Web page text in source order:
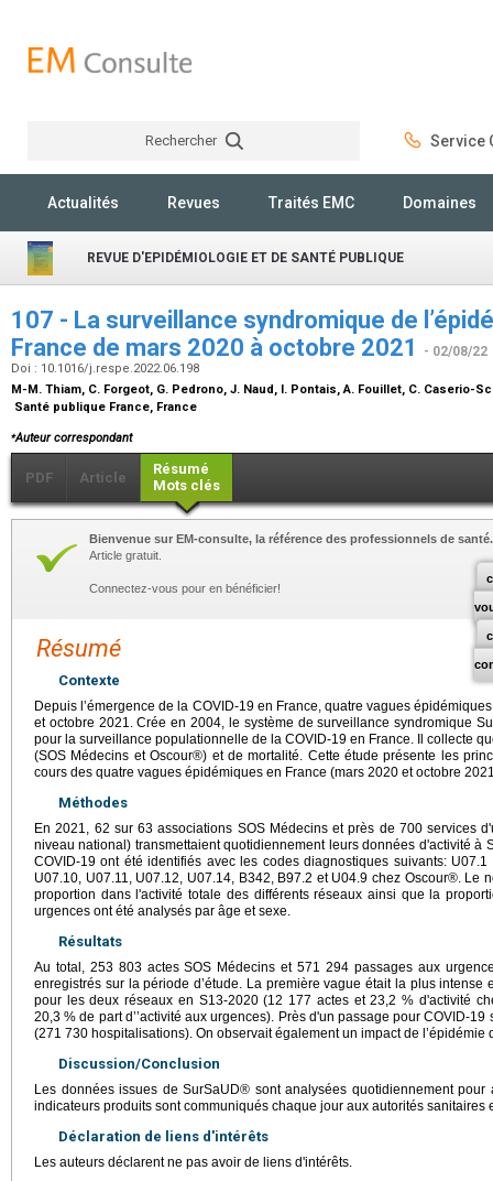
Rechercher Service
Actualités Revues Traités EMC Domaines
REVUE D'EPIDÉMIOLOGIE ET DE SANTÉ PUBLIQUE
107 - La surveillance syndromique de
France de mars 2020 à octobre 2021
- 02/08/22
Doi : 10.1016/j.respe.2022.06.198
M-M. Thiam, C. Forgeot, G. Pedrono, J. Naud, I. Pontais, A. Fouillet, C. Caserio-
Santé publique France, France
⁎Auteur correspondant
PDF Article
Résumé
Mots clés
Bienvenue sur EM-consulte, la référence des professionnels de santé.
Article gratuit.
Connectez-vous pour en bénéficier!
Résumé
Contexte
Depuis l’émergence de la COVID-19 en France, quatre vagues
et octobre 2021. Crée en 2004, le système de surveillance syndromique
pour la surveillance populationnelle de la COVID-19 en France. Il collecte
(SOS Médecins et Oscour®) et de mortalité. Cette étude présente les
cours des quatre vagues épidémiques en France (mars 2020 et octobre
Méthodes
En 2021, 62 sur 63 associations SOS Médecins et près de 700 services
niveau national) transmettaient quotidiennement leurs données d'activité à
COVID-19 ont été identifiés avec les codes diagnostiques suivants:
U07.10, U07.11, U07.12, U07.14, B342, B97.2 et U04.9 chez Oscour®. Le
proportion dans l'activité totale des différents réseaux ainsi que la
urgences ont été analysés par âge et sexe.
Résultats
Au total, 253 803 actes SOS Médecins et 571 294 passages aux
enregistrés sur la période d’étude. La première vague était la plus
pour les deux réseaux en S13-2020 (12 177 actes et 23,2 % d'activité
20,3 % de part d’’activité aux urgences). Près d'un passage pour COVID-
(271 730 hospitalisations). On observait également un impact de l’épidémie
Discussion/Conclusion
Les données issues de SurSaUD® sont analysées quotidiennement pour
indicateurs produits sont communiqués chaque jour aux autorités sanitaires
Déclaration de liens d'intérêts
Les auteurs déclarent ne pas avoir de liens d'intérêts.